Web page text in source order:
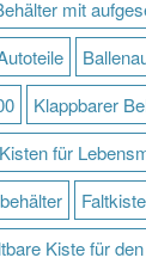
mit
Klappbarer
für
Faltkiste
Kiste für